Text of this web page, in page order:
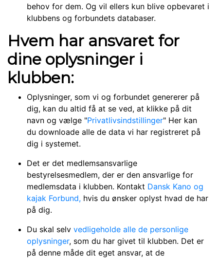
behov for dem. Og vil ellers kun blive opbevaret i
klubbens og forbundets databaser.
Hvem har ansvaret for
dine oplysninger i
klubben:
Oplysninger, som vi og forbundet genererer på
dig, kan du altid få at se ved, at klikke på dit
navn og vælge "Privatlivsindstillinger" Her kan
du downloade alle de data vi har registreret på
dig i systemet.
Det er det medlemsansvarlige
bestyrelsesmedlem, der er den ansvarlige for
medlemsdata i klubben. Kontakt Dansk Kano og
kajak Forbund, hvis du ønsker oplyst hvad de har
på dig.
Du skal selv vedligeholde alle de personlige
oplysninger, som du har givet til klubben. Det er
på denne måde dit eget ansvar, at de